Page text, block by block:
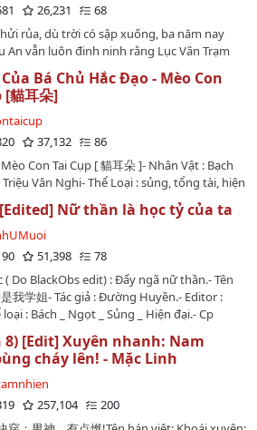
nhi tử thì không thả nàng ra ngoài... Nguồn:
26,231
68
rủa, dù trời có sập xuống, ba năm nay
An vẫn luôn đinh ninh rằng Lục Vân Trạm
dừng cuối cùng của đời mình, rằng cô
thể là anh.Tình yêu của cô dành cho anh quá
có lẽ cô sắp không chịu được nữa
Trạm liệu đến cuối có vứt bỏ vẻ kiêu ngạo
con gái mà anh ta vẫn xem thường?...…
Bá Chủ Hắc Đạo - Mèo Con
[貓耳朵]
37,132
86
Mèo Con Tai Cụp [ 貓耳朵 ]- Nhân Vật : Bạch
Vân Nghi- Thể Loại : sủng, tổng tài, hiện
thế gia, hắc bang - Tình Trạng :
2018_- Số Chap : Full 85 Chap + 1 Chap
Cô chỉ mới 20 tuổi vừa du học nước
lại bị cha mẹ mình gả mình cho 1 người mà
là 1 vị chủ tịch lạnh lùng, ít nói chuyện. Là
thế giới ngầm chỉ biết tàn sát, giết người
Đầy mu mô hiểm độc máu lạnh vô tình mà
gặp cô bên Pháp thì hắn đã có 1 cảm
lạ. Hắn muốn bảo vệ và che chắn cho
gái này đến suốt cả cuộc đời- " Con không
đâu. Con không yêu anh ta 1 chút nào
lần cô đã cố gắng trốn khỏi tên ác ma này
bị hắn bắt được 1 cách dễ dàng- " Em dám
[Edited] Nữ thần là học tỷ của ta
51,398
78
( Do BlackObs edit) : Đẩy ngã nữ thần.- Tên
我学姐- Tác giả : Đường Huyền.- Editor :
loại : Bách _ Ngọt _ Sủng _ Hiện đại.- Cp
Tiểu Phàm x Hứa Hạ.- Phối hợp diễn : Mục
Đình Đình, Lão Yêu, Tôn Bình Lam.....- Ed
53 trở đi, Văn án + chương 52 trở lại thì vào
https://www.wattpad.com/story/95188958-
ng%C3%A3-n%E1%BB%AF-
8) [Edit] Xuyên nhanh: Nam
cháy lên! - Mặc Linh
257,104
200